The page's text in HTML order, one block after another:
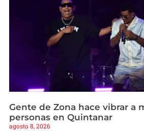
Gente de Zona hace vibrar a
personas en Quintanar
agosto 8, 2026